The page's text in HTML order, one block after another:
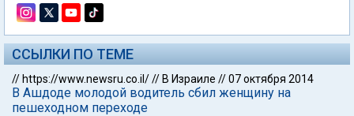
ССЫЛКИ ПО ТЕМЕ
// https://www.newsru.co.il/// В Израиле //07 октября 2014
В Ашдоде молодой водитель сбил женщину на
пешеходном переходе